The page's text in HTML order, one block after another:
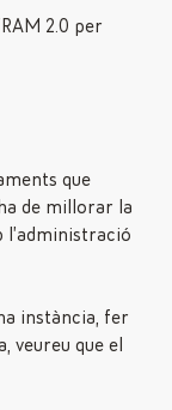
2.0 per
que
de millorar la
instància, fer
veureu que el